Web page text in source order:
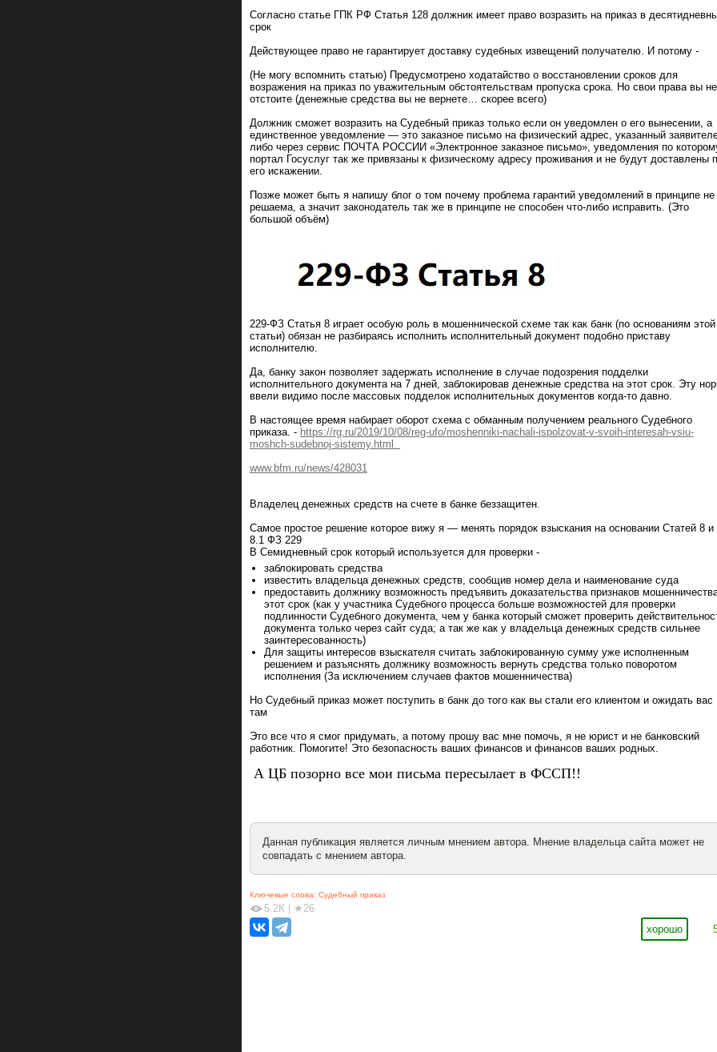
Согласно статье ГПК РФ Статья 128 должник имеет право возразить на приказ в
срок
Действующее право не гарантирует доставку судебных извещений получателю. И потому -
(Не могу вспомнить статью) Предусмотрено ходатайство о восстановлении сроков для
возражения на приказ по уважительным обстоятельствам пропуска срока. Но свои права вы не
отстоите (денежные средства вы не вернете… скорее всего)
Должник сможет возразить на Судебный приказ только если он уведомлен о его вынесении, а
единственное уведомление — это заказное письмо на физический адрес, указанный
либо через сервис ПОЧТА РОССИИ «Электронное заказное письмо», уведомления по
портал Госуслуг так же привязаны к физическому адресу проживания и не будут доставлены
его искажении.
Позже может быть я напишу блог о том почему проблема гарантий уведомлений в принципе не
решаема, а значит законодатель так же в принципе не способен что-либо исправить. (Это
большой объём)
229-ФЗ Статья 8 играет особую роль в мошеннической схеме так как банк (по основаниям этой
статьи) обязан не разбираясь исполнить исполнительный документ подобно приставу
исполнителю.
Да, банку закон позволяет задержать исполнение в случае подозрения подделки
исполнительного документа на 7 дней, заблокировав денежные средства на этот срок. Эту
ввели видимо после массовых подделок исполнительных документов когда-то давно.
В настоящее время набирает оборот схема с обманным получением реального Судебного
приказа. - https://rg.ru/2019/10/08/reg-ufo/moshenniki-nachali-ispolzovat-v-svoih-interesah-vsiu-
moshch-sudebnoj-sistemy.html
www.bfm.ru/news/428031
Владелец денежных средств на счете в банке беззащитен.
Самое простое решение которое вижу я — менять порядок взыскания на основании Статей 8 и
8.1 ФЗ 229
В Семидневный срок который используется для проверки -
заблокировать средства
известить владельца денежных средств, сообщив номер дела и наименование суда
предоставить должнику возможность предъявить доказательства признаков
этот срок (как у участника Судебного процесса больше возможностей для проверки
подлинности Судебного документа, чем у банка который сможет проверить
документа только через сайт суда; а так же как у владельца денежных средств сильнее
заинтересованность)
Для защиты интересов взыскателя считать заблокированную сумму уже исполненным
решением и разъяснять должнику возможность вернуть средства только поворотом
исполнения (За исключением случаев фактов мошенничества)
Но Судебный приказ может поступить в банк до того как вы стали его клиентом и ожидать вас
там
Это все что я смог придумать, а потому прошу вас мне помочь, я не юрист и не банковский
работник. Помогите! Это безопасность ваших финансов и финансов ваших родных.
А ЦБ позорно все мои письма пересылает в ФССП!!
Данная публикация является личным мнением автора. Мнение владельца сайта может не
совпадать с мнением автора.
Ключевые слова: Судебный приказ
5.2К
★26
хорошо